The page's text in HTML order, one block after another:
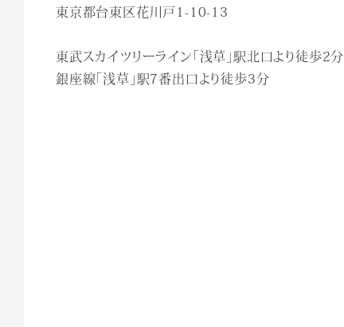
東京都台東区花川戸1-10-13
東武スカイツリーライン「浅草」駅北口より徒歩2分
銀座線「浅草」駅7番出口より徒歩3分